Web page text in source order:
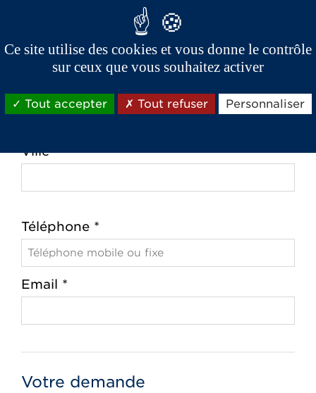
Code postal *
Ville *
Téléphone *
Email *
Votre demande
Ce site utilise des cookies et vous donne le contrôle
sur ceux que vous souhaitez activer
Tout accepter Tout refuser Personnaliser